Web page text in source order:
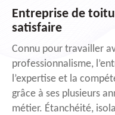
Entreprise de
satisfaire
Connu pour travailler
professionnalisme,
l’expertise et la
grâce à ses plusieurs
métier. Étanchéité,